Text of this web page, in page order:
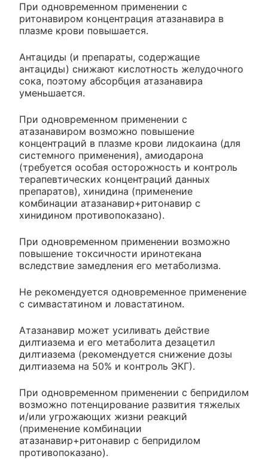
При одновременном применении с
ритонавиром концентрация атазанавира в
плазме крови повышается.
Антациды (и препараты, содержащие
антациды) снижают кислотность желудочного
сока, поэтому абсорбция атазанавира
уменьшается.
При одновременном применении с
атазанавиром возможно повышение
концентраций в плазме крови лидокаина (для
системного применения), амиодарона
(требуется особая осторожность и контроль
терапевтических концентраций данных
препаратов), хинидина (применение
комбинации атазанавир+ритонавир с
хинидином противопоказано).
При одновременном применении возможно
повышение токсичности иринотекана
вследствие замедления его метаболизма.
Не рекомендуется одновременное применение
с симвастатином и ловастатином.
Атазанавир может усиливать действие
дилтиазема и его метаболита дезацетил
дилтиазема (рекомендуется снижение дозы
дилтиазема на 50% и контроль ЭКГ).
При одновременном применении с бепридилом
возможно потенцирование развития тяжелых
и/или угрожающих жизни реакций
(применение комбинации
атазанавир+ритонавир с бепридилом
противопоказано).